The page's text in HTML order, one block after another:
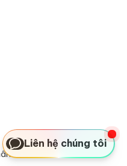
Liên hệ chúng tôi